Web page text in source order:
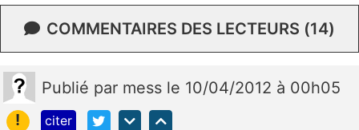
COMMENTAIRES DES LECTEURS (14)
Publié par mess le 10/04/2012 à 00h05
!
citer